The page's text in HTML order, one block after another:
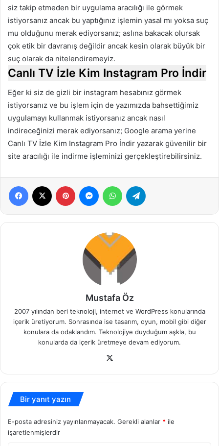
siz takip etmeden bir uygulama aracılığı ile görmek
istiyorsanız ancak bu yaptığınız işlemin yasal mı yoksa suç
mu olduğunu merak ediyorsanız; aslına bakacak olursak
çok etik bir davranış değildir ancak kesin olarak büyük bir
suç olarak da nitelendiremeyiz.
Canlı TV İzle Kim Instagram Pro İndir
Eğer ki siz de gizli bir instagram hesabınız görmek
istiyorsanız ve bu işlem için de yazımızda bahsettiğimiz
uygulamayı kullanmak istiyorsanız ancak nasıl
indireceğinizi merak ediyorsanız; Google arama yerine
Canlı TV İzle Kim Instagram Pro İndir yazarak güvenilir bir
site aracılığı ile indirme işleminizi gerçekleştirebilirsiniz.
Facebook Pinterest MessengerWhatsApp
Mustafa Öz
2007 yılından beri teknoloji, internet ve WordPress konularında
içerik üretiyorum. Sonrasında ise tasarım, oyun, mobil gibi diğer
konulara da odaklandım. Teknolojiye duyduğum aşkla, bu
konularda da içerik üretmeye devam ediyorum.
Bir yanıt yazın
E-posta adresiniz yayınlanmayacak. Gerekli alanlar * ile
işaretlenmişlerdir